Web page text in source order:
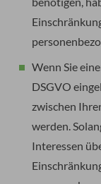
Wenn Sie
DSGVO
zwischen
werden.
Interessen